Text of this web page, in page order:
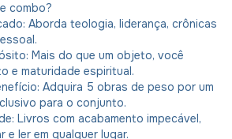
combo?
Aborda teologia, liderança, crônicas
Mais do que um objeto, você
e maturidade espiritual.
Adquira 5 obras de peso por um
para o conjunto.
Livros com acabamento impecável,
e ler em qualquer lugar.